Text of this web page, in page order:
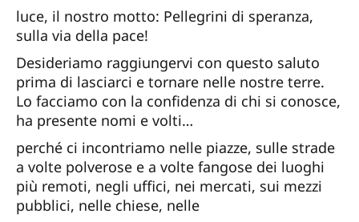
luce, il nostro motto: Pellegrini di speranza,
sulla via della pace!
Desideriamo raggiungervi con questo saluto
prima di lasciarci e tornare nelle nostre terre.
Lo facciamo con la confidenza di chi si conosce,
ha presente nomi e volti…
perché ci incontriamo nelle piazze, sulle strade
a volte polverose e a volte fangose dei luoghi
più remoti, negli uffici, nei mercati, sui mezzi
pubblici, nelle chiese, nelle